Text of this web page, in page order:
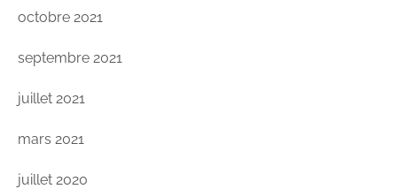
octobre 2021
septembre 2021
juillet 2021
mars 2021
juillet 2020